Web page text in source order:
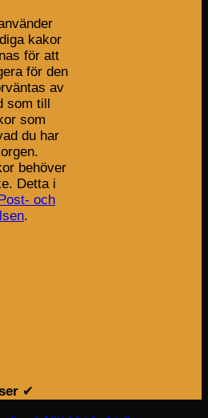
kakor
för att
för den
av
som till
som
du har
behöver
Detta i
och
.
✔